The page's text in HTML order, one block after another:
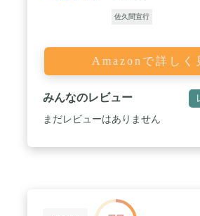
佐久間宣行
Amazonで詳しく
みんなのレビュー
まだレビューはありません